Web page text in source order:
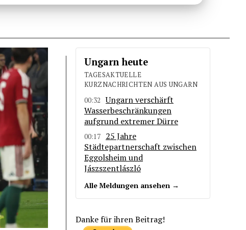
Ungarn heute
TAGESAKTUELLE
KURZNACHRICHTEN AUS UNGARN
00:32
Ungarn verschärft
Wasserbeschränkungen
aufgrund extremer Dürre
00:17
25 Jahre
Städtepartnerschaft zwischen
Eggolsheim und
Jászszentlászló
Alle Meldungen ansehen →
Danke für ihren Beitrag!